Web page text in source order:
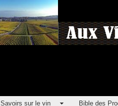
Savoirs sur le vin Bible des